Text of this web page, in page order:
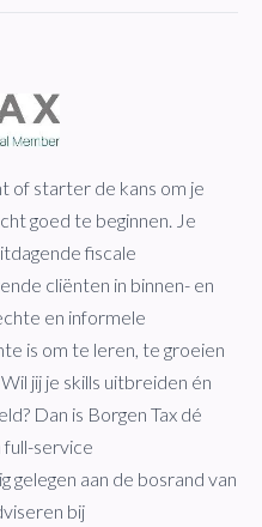
of starter de kans om je
goed te beginnen. Je
fiscale
cliënten in binnen- en
en informele
is om te leren, te groeien
jij je skills uitbreiden én
Dan is Borgen Tax dé
full-service
gelegen aan de bosrand van
bij